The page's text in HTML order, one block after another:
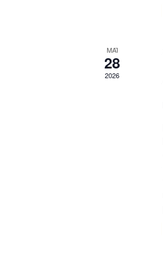
ΜΑΪ
28
2026